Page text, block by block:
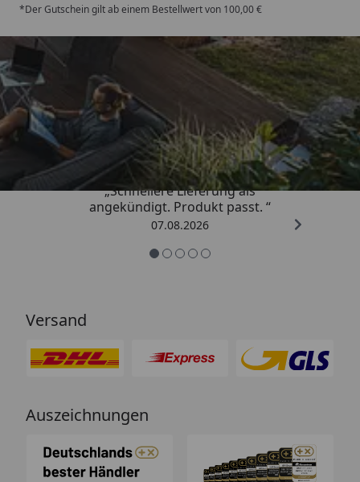
*Der Gutschein gilt ab einem Bestellwert von 100,00 €
Trusted Shops
4,81/ 5
„Schnellere Lieferung als
angekündigt. Produkt passt. “
07.08.2026
Versand
Auszeichnungen